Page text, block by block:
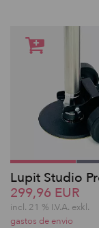
Lupit Studio
299,96 EUR
incl. 21 % I.V.A. exkl.
gastos de envio